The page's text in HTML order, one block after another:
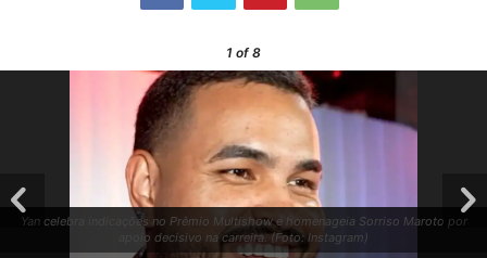
1 of 8
Yan celebra indicações no Prêmio Multishow e homenageia Sorriso Maroto por
apoio decisivo na carreira. (Foto: Instagram)